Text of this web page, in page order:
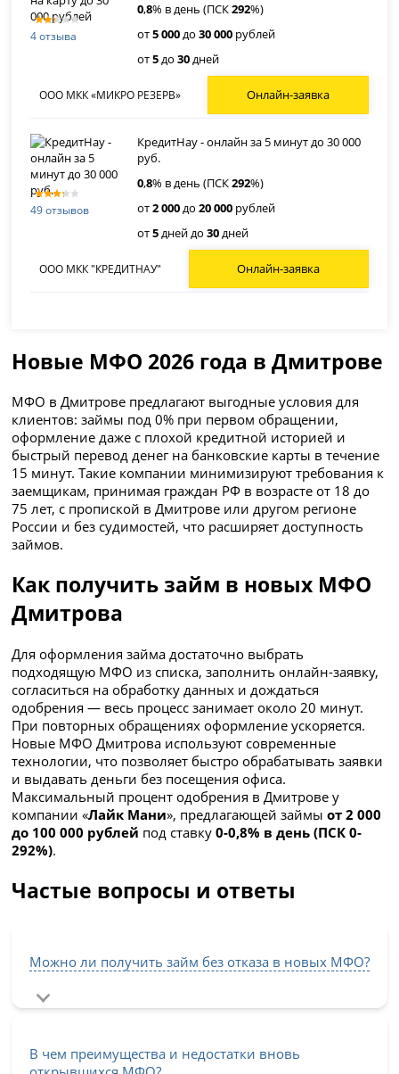
4 отзыва
0,8% в день (ПСК292%)
от5 000до30 000 рублей
от5до30дней
ООО МКК «МИКРО РЕЗЕРВ» Онлайн-заявка
49 отзывов
КредитНау - онлайн за 5 минут до 30 000
руб.
0,8% в день (ПСК292%)
от2 000до20 000 рублей
от5дней до30дней
ООО МКК "КРЕДИТНАУ" Онлайн-заявка
Новые МФО 2026 года в Дмитрове
МФО в Дмитрове предлагают выгодные условия для
клиентов: займы под 0% при первом обращении,
оформление даже с плохой кредитной историей и
быстрый перевод денег на банковские карты в течение
15 минут. Такие компании минимизируют требования к
заемщикам, принимая граждан РФ в возрасте от 18 до
75 лет, с пропиской в Дмитрове или другом регионе
России и без судимостей, что расширяет доступность
займов.
Как получить займ в новых МФО
Дмитрова
Для оформления займа достаточно выбрать
подходящую МФО из списка, заполнить онлайн-заявку,
согласиться на обработку данных и дождаться
одобрения — весь процесс занимает около 20 минут.
При повторных обращениях оформление ускоряется.
Новые МФО Дмитрова используют современные
технологии, что позволяет быстро обрабатывать заявки
и выдавать деньги без посещения офиса.
Максимальный процент одобрения в Дмитрове у
компании «Лайк Мани», предлагающей займыот 2 000
до 100 000 рублей под ставку0-0,8% в день (ПСК 0-
292%).
Частые вопросы и ответы
Можно ли получить займ без отказа в новых МФО?
В чем преимущества и недостатки вновь